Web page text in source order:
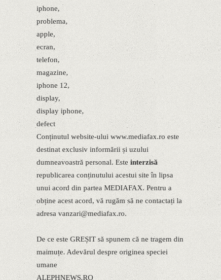
iphone,
problema,
apple,
ecran,
telefon,
magazine,
iphone 12,
display,
display iphone,
defect
Conținutul website-ului www.mediafax.ro este
destinat exclusiv informării și uzului
dumneavoastră personal. Esteinterzisă
republicarea conținutului acestui site în lipsa
unui acord din partea MEDIAFAX. Pentru a
obține acest acord, vă rugăm să ne contactați la
adresa vanzari@mediafax.ro.
De ce este GREȘIT să spunem că ne tragem din
maimuțe. Adevărul despre originea speciei
umane
ALEPHNEWS.RO